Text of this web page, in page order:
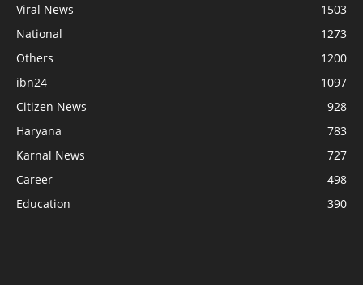
Viral News
1503
National
1273
Others
1200
ibn24
1097
Citizen News
928
Haryana
783
Karnal News
727
Career
498
Education
390